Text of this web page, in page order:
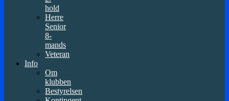
hold
Herre
Senior
8-
mands
Veteran
Info
Om
klubben
Bestyrelsen